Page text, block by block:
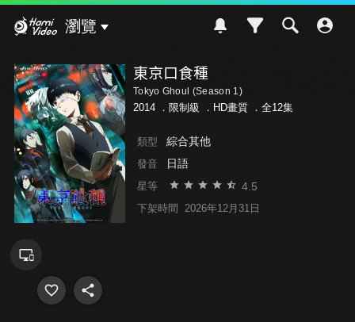
瀏覽
東京口食種
Tokyo Ghoul (Season 1)
2014 ． 限制級 ．HD畫質 ．全12集
類型 綜合其他
發音 日語
星等 4.5
下架時間 2026年12月31日